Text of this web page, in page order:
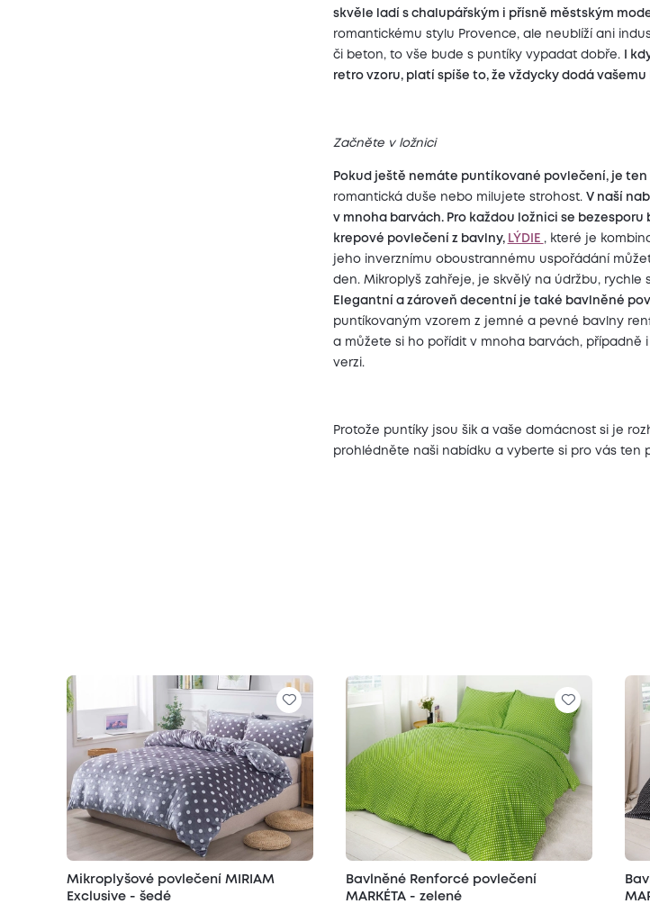
skvěle ladí s chalupářským i přísně městským
romantickému stylu Provence, ale neublíží ani
či beton, to vše bude s puntíky vypadat dobře.
I
retro vzoru, platí spíše to, že vždycky dodá
Začněte v ložnici
Pokud ještě nemáte puntíkované povlečení, je ten
romantická duše nebo milujete strohost. V naší
v mnoha barvách. Pro každou ložnici se
krepové povlečení z bavlny, LÝDIE , které je
jeho inverznímu oboustrannému uspořádání
den. Mikroplyš zahřeje, je skvělý na údržbu, rychle
Elegantní a zároveň decentní je také bavlněné
puntíkovaným vzorem z jemné a pevné bavlny
a můžete si ho pořídit v mnoha barvách, případně
verzi.
Protože puntíky jsou šik a vaše domácnost si je
prohlédněte naši nabídku a vyberte si pro vás ten
Mikroplyšové povlečení MIRIAM
Exclusive - šedé
Bavlněné Renforcé povlečení
MARKÉTA - zelené